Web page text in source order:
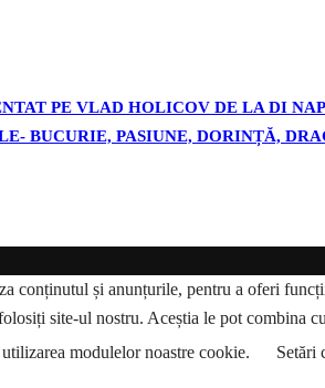
PE VLAD HOLICOV DE LA DI
BUCURIE, PASIUNE, DORINȚĂ,
conținutul și anunțurile, pentru a oferi
site-ul nostru. Aceștia le pot combina
modulelor noastre cookie.
Setări